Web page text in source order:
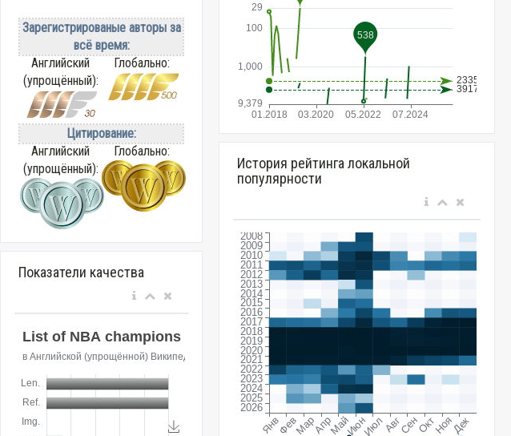
Зарегистрированые авторы за
всё время:
Английский
(упрощённый):
Глобально:
Цитирование:
Английский
(упрощённый):
Глобально:
Показатели качества
История рейтинга локальной
популярности